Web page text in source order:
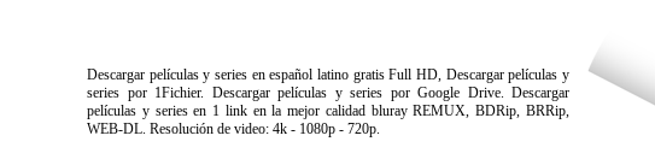
Descargar películas y series en español latino gratis Full HD, Descargar películas y
series por 1Fichier. Descargar películas y series por Google Drive. Descargar
películas y series en 1 link en la mejor calidad bluray REMUX, BDRip, BRRip,
WEB-DL. Resolución de video: 4k - 1080p - 720p.